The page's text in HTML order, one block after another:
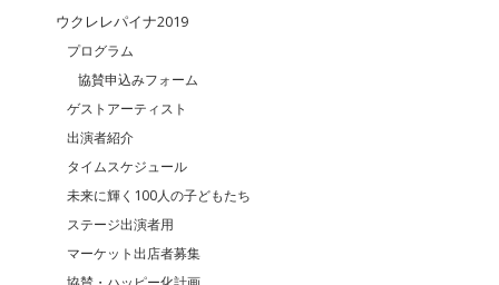
ウクレレパイナ2019
プログラム
協賛申込みフォーム
ゲストアーティスト
出演者紹介
タイムスケジュール
未来に輝く100人の子どもたち
ステージ出演者用
マーケット出店者募集